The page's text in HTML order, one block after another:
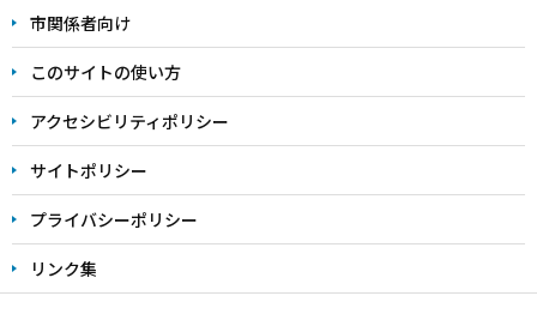
こ
ま
で
市関係者向け
このサイトの使い方
アクセシビリティポリシー
サイトポリシー
プライバシーポリシー
リンク集